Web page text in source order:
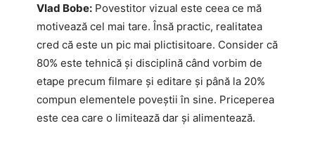
Vlad Bobe: Povestitor vizual este ceea ce mă
motivează cel mai tare. Însă practic, realitatea
cred că este un pic mai plictisitoare. Consider că
80% este tehnică și disciplină când vorbim de
etape precum filmare și editare și până la 20%
compun elementele poveștii în sine. Priceperea
este cea care o limitează dar și alimentează.